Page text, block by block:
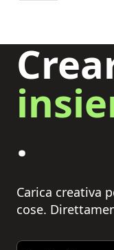
.
Carica creativa
cose.
Email address